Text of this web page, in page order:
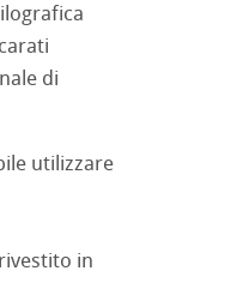
di
utilizzare
in